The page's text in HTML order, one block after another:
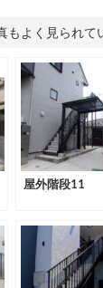
もよく見られて
屋外階段11